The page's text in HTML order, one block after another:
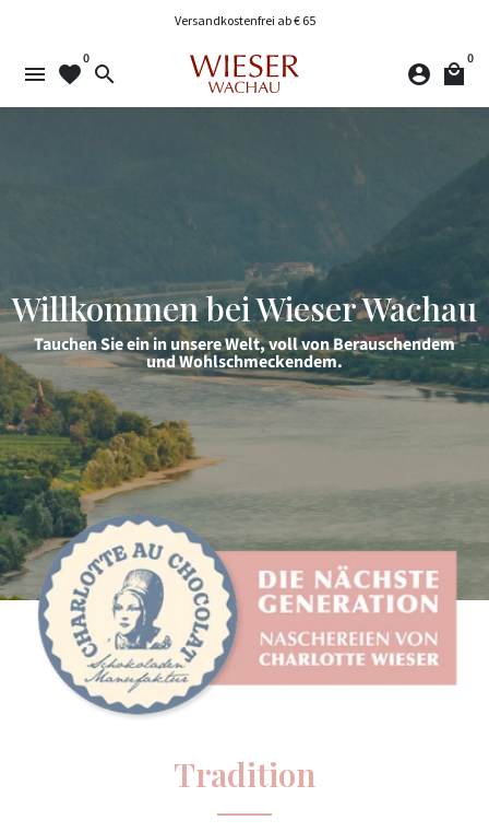
Inhalt
Versandkostenfrei ab € 65
menu favorite
0
search account_circle local_mall
0
Willkommen bei Wieser Wachau
Tauchen Sie ein in unsere Welt, voll von Berauschendem
und Wohlschmeckendem.
Tradition